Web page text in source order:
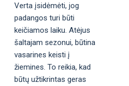
Verta įsidėmėti, jog
padangos turi būti
keičiamos laiku. Atėjus
šaltajam sezonui, būtina
vasarines keisti į
žiemines. To reikia, kad
būtų užtikrintas geras